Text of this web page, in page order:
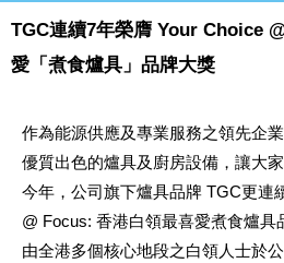
TGC連續7年榮膺 Your Choice
愛「煮食爐具」品牌大獎
作為能源供應及專業服務之領先企
優質出色的爐具及廚房設備，讓大
今年，公司旗下爐具品牌 TGC更連
@ Focus: 香港白領最喜愛煮食爐
由全港多個核心地段之白領人士於